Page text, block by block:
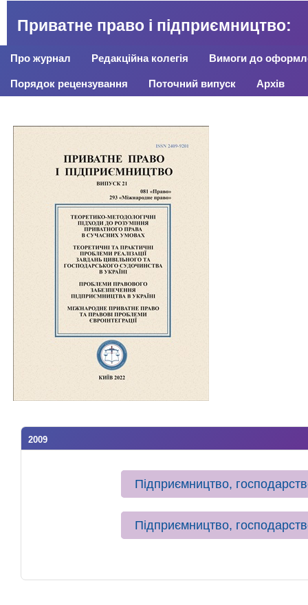
Приватне право і підприємництво:
Про журнал Редакційна колегія Вимоги до
Порядок рецензування Поточний випуск Архів
2009
Підприємництво,
Підприємництво,